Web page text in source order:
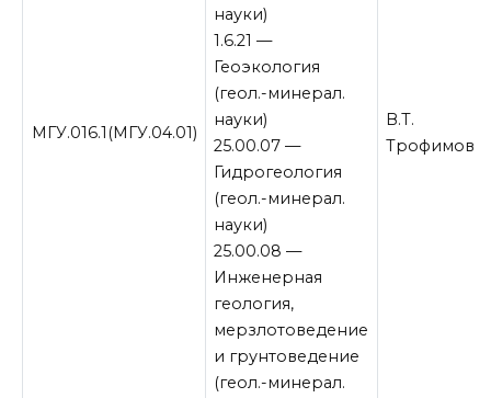
МГУ.016.1(МГУ.04.01)
науки)
1.6.21 —
Геоэкология
(геол.-минерал.
науки)
25.00.07 —
Гидрогеология
(геол.-минерал.
науки)
25.00.08 —
Инженерная
геология,
мерзлотоведение
и грунтоведение
(геол.-минерал.
В.Т.
Трофимов